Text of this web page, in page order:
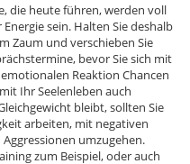
die heute führen, werden voll
sein. Halten Sie deshalb
Zaum und verschieben Sie
bevor Sie sich mit
Reaktion Chancen
Ihr Seelenleben auch
bleibt, sollten Sie
arbeiten, mit negativen
umzugehen.
zum Beispiel, oder auch